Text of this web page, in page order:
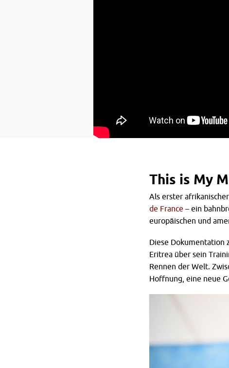
This is My
Als erster
de France – ein
europäischen und
Diese Dokumentation
Eritrea über sein
Rennen der Welt.
Hoffnung, eine neue